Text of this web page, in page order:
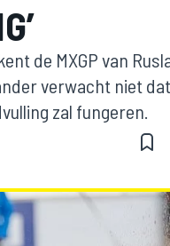
de MXGP van
verwacht niet
zal fungeren.